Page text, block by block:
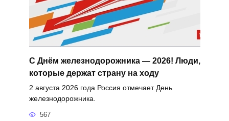
С Днём железнодорожника — 2026! Люди,
которые держат страну на ходу
2 августа 2026 года Россия отмечает День
железнодорожника.
567